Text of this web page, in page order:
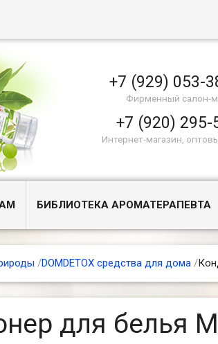
+7 (929) 053-
Фирменный салон-
+7 (920) 295-
Интернет-магазин,
БИБЛИОТЕКА АРОМАТЕРАПЕВТА
/DOMDETOX средства для дома /
для белья